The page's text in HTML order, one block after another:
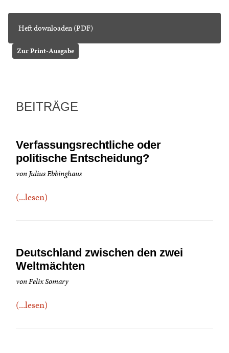
Heft downloaden (PDF)
Zur Print-Ausgabe
BEITRÄGE
Verfassungsrechtliche oder
politische Entscheidung?
von Julius Ebbinghaus
(...lesen)
Deutschland zwischen den zwei
Weltmächten
von Felix Somary
(...lesen)